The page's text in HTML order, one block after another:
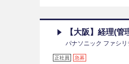
【大阪】経理(管
パナソニック ファシ
正社員 急募